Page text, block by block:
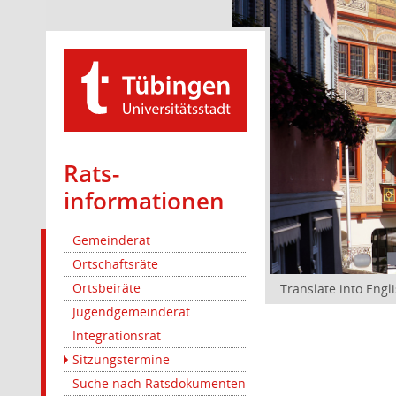
Rats­
informationen
Gemeinderat
Ortschaftsräte
Ortsbeiräte
Jugendgemeinderat
Integrationsrat
Sitzungstermine
Suche nach Ratsdokumenten
Translate into